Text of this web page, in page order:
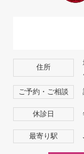
住所
ご予約・ご相談
休診日
最寄り駅